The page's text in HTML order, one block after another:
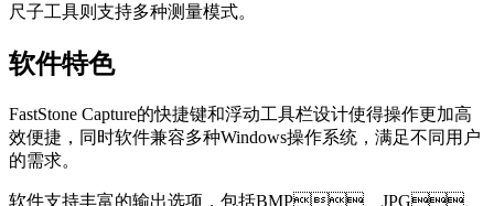
尺子工具则支持多种测量模式。
软件特色
FastStone Capture的快捷键和浮动工具栏设计使得操作更加高
效便捷，同时软件兼容多种Windows操作系统，满足不同用户
的需求。
软件支持丰富的输出选项，包括BMP、JPG、